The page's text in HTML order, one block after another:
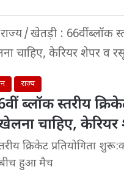
राज्य/खेतड़ी : 66वीं ब्लॉक
चाहिए, केरियर शेपर व
राज्य
ब्लॉक स्तरीय
चाहिए,
क्रिकेट प्रतियोगिता
हुआ मैच